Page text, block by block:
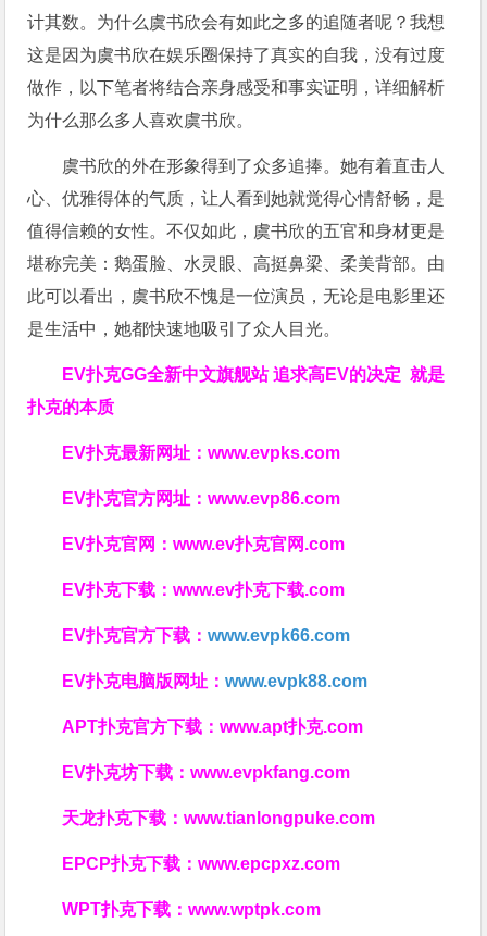
计其数。为什么虞书欣会有如此之多的追随者呢？我想
这是因为虞书欣在娱乐圈保持了真实的自我，没有过度
做作，以下笔者将结合亲身感受和事实证明，详细解析
为什么那么多人喜欢虞书欣。
虞书欣的外在形象得到了众多追捧。她有着直击人
心、优雅得体的气质，让人看到她就觉得心情舒畅，是
值得信赖的女性。不仅如此，虞书欣的五官和身材更是
堪称完美：鹅蛋脸、水灵眼、高挺鼻梁、柔美背部。由
此可以看出，虞书欣不愧是一位演员，无论是电影里还
是生活中，她都快速地吸引了众人目光。
EV扑克GG全新中文旗舰站追求高EV的决定就是
扑克的本质
EV扑克最新网址：www.evpks.com
EV扑克官方网址：www.evp86.com
EV扑克官网：www.ev扑克官网.com
EV扑克下载：www.ev扑克下载.com
EV扑克官方下载：www.evpk66.com
EV扑克电脑版网址：www.evpk88.com
APT扑克官方下载：www.apt扑克.com
EV扑克坊下载：www.evpkfang.com
天龙扑克下载：www.tianlongpuke.com
EPCP扑克下载：www.epcpxz.com
WPT扑克下载：www.wptpk.com